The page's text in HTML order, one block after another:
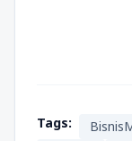
Tags: